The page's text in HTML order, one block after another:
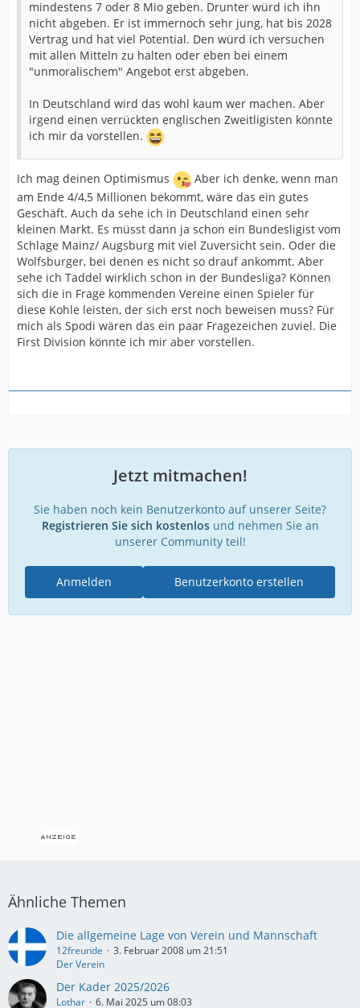
mindestens 7 oder 8 Mio geben. Drunter würd ich ihn
nicht abgeben. Er ist immernoch sehr jung, hat bis 2028
Vertrag und hat viel Potential. Den würd ich versuchen
mit allen Mitteln zu halten oder eben bei einem
"unmoralischem" Angebot erst abgeben.
In Deutschland wird das wohl kaum wer machen. Aber
irgend einen verrückten englischen Zweitligisten könnte
ich mir da vorstellen.
Ich mag deinen Optimismus
Aber ich denke, wenn man
am Ende 4/4,5 Millionen bekommt, wäre das ein gutes
Geschäft. Auch da sehe ich in Deutschland einen sehr
kleinen Markt. Es müsst dann ja schon ein Bundesligist vom
Schlage Mainz/ Augsburg mit viel Zuversicht sein. Oder die
Wolfsburger, bei denen es nicht so drauf ankommt. Aber
sehe ich Taddel wirklich schon in der Bundesliga? Können
sich die in Frage kommenden Vereine einen Spieler für
diese Kohle leisten, der sich erst noch beweisen muss? Für
mich als Spodi wären das ein paar Fragezeichen zuviel. Die
First Division könnte ich mir aber vorstellen.
Jetzt mitmachen!
Sie haben noch kein Benutzerkonto auf unserer Seite?
Registrieren Sie sich kostenlosund nehmen Sie an
unserer Community teil!
Benutzerkonto erstellen
Anmelden
Ähnliche Themen
Die allgemeine Lage von Verein und Mannschaft
12freunde
3. Februar 2008 um 21:51
Der Verein
Der Kader 2025/2026
Lothar 6. Mai 2025 um 08:03